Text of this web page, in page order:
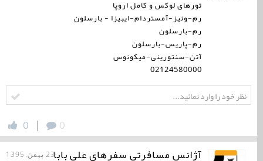
تورهای لوكس و كامل اروپا
رم-ونیز-آمستردام-ایبیزا - بارسلون
رم-بارسلون
رم-پاریس-بارسلون
آتن-سنتورینی-میكونوس
02124580000
0
|
0
آژانس مسافرتی سفرهای علی بابا23 بهمن, 1395